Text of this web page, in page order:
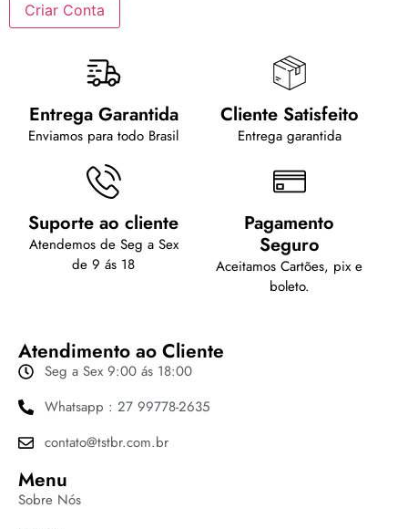
Criar Conta
Entrega Garantida
Enviamos para todo Brasil
Cliente Satisfeito
Entrega garantida
Suporte ao cliente
Atendemos de Seg a Sex
de 9 ás 18
Pagamento
Seguro
Aceitamos Cartões, pix e
boleto.
Atendimento ao Cliente
Seg a Sex 9:00 ás 18:00
Whatsapp : 27 99778-2635
contato@tstbr.com.br
Menu
Sobre Nós